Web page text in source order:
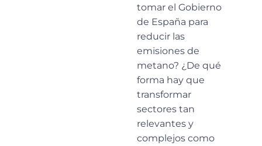
tomar el Gobierno
de España para
reducir las
emisiones de
metano? ¿De qué
forma hay que
transformar
sectores tan
relevantes y
complejos como